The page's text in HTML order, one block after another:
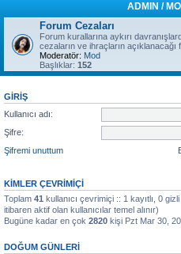
ADMIN /
Forum Cezaları
Forum kurallarına aykırı
cezaların ve ihraçların açıklanacağı
Moderatör: Mod
Başlıklar: 152
GIRIŞ
Kullanıcı adı:
Şifre:
Şifremi unuttum
KIMLER ÇEVRIMIÇI
Toplam 41 kullanıcı çevrimiçi :: 1 kayıtlı, 0
itibaren aktif olan kullanıcılar temel alınır)
Bugüne kadar en çok 2820 kişi Pzt Mar 30,
DOĞUM GÜNLERI